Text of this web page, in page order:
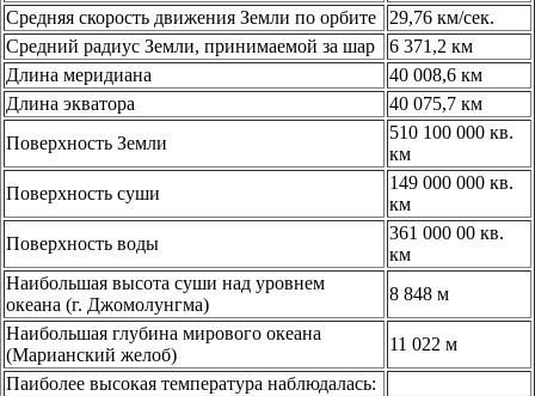
Средняя скорость движения Земли по орбите
29,76 км/сек.
Средний радиус Земли, принимаемой за шар
6 371,2 км
Длина меридиана
40 008,6 км
Длина экватора
40 075,7 км
Поверхность Земли
510 100 000 кв.
км
Поверхность суши
149 000 000 кв.
км
Поверхность воды
361 000 00 кв.
км
Наибольшая высота суши над уровнем
океана (г. Джомолунгма)
8 848 м
Наибольшая глубина мирового океана
(Марианский желоб)
11 022 м
Паиболее высокая температура наблюдалась: